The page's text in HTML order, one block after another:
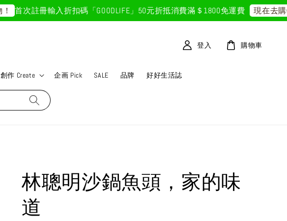
首次註冊輸入折扣碼「GOODLIFE」50元折抵消費滿＄1800免運費 現在去購物
創作 Create 企画 Pick SALE 品牌 好好生活誌
登入 購物車
林聰明沙鍋魚頭，家的味
道